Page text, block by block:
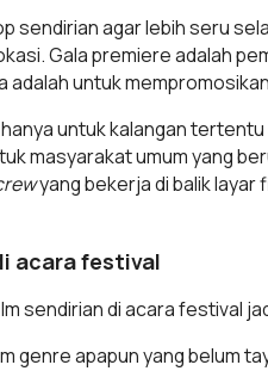
sendirian agar lebih seru
Gala premiere adalah
adalah untuk
untuk kalangan
masyarakat umum yang
yang bekerja di balik layar
acara festival
sendirian di acara festival
genre apapun yang belum